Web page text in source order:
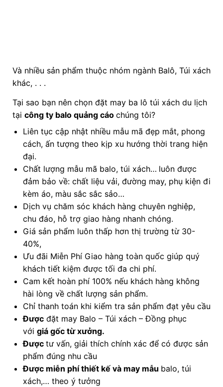
Và nhiều sản phẩm thuộc nhóm ngành Balô, Túi xách
khác, . . .
Tại sao bạn nên chọn đặt may ba lô túi xách du lịch
tại công ty balo quảng cáo chúng tôi?
Liên tục cập nhật nhiều mẫu mã đẹp mắt, phong
cách, ấn tượng theo kịp xu hướng thời trang hiện
đại.
Chất lượng mẫu mã balo, túi xách… luôn được
đảm bảo về: chất liệu vải, đường may, phụ kiện đi
kèm áo, màu sắc sắc sảo…
Dịch vụ chăm sóc khách hàng chuyên nghiệp,
chu đáo, hỗ trợ giao hàng nhanh chóng.
Giá sản phẩm luôn thấp hơn thị trường từ 30-
40%,
Ưu đãi Miễn Phí Giao hàng toàn quốc giúp quý
khách tiết kiệm được tối đa chi phí.
Cam kết hoàn phí 100% nếu khách hàng không
hài lòng về chất lượng sản phẩm.
Chỉ thanh toán khi kiểm tra sản phẩm đạt yêu cầu
Đượcđặt may Balo – Túi xách – Đồng phục
với giá gốc từ xưởng.
Được tư vấn, giải thích chính xác để có được sản
phẩm đúng nhu cầu
Được miễn phí thiết kế và may mẫu balo, túi
xách,… theo ý tưởng